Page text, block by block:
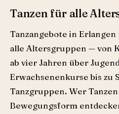
Tanzen für alle
Tanzangebote in
alle Altersgruppen — von
ab vier Jahren über
Erwachsenenkurse bis zu
Tanzgruppen. Wer
Bewegungsform